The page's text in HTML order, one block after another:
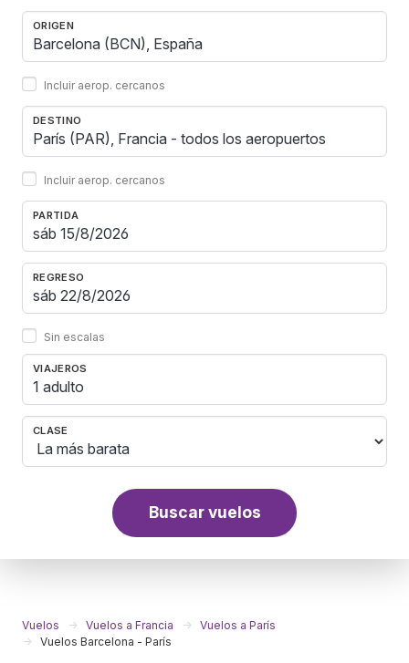
ORIGEN
Incluir aerop. cercanos
DESTINO
Incluir aerop. cercanos
PARTIDA
REGRESO
Sin escalas
VIAJEROS
1 adulto
CLASE
Buscar vuelos
Vuelos Vuelos a Francia
Vuelos a París
Vuelos Barcelona - París